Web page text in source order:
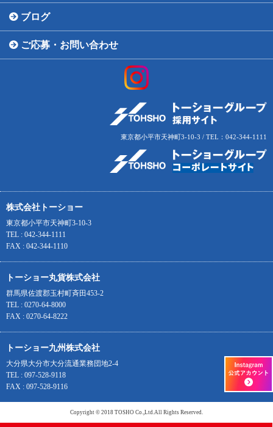
ブログ
ご応募・お問い合わせ
東京都小平市天神町3-10-3 / TEL：042-344-1111
株式会社トーショー
東京都小平市天神町3-10-3
TEL : 042-344-1111
FAX : 042-344-1110
トーショー丸貨株式会社
群馬県佐渡郡玉村町斉田453-2
TEL : 0270-64-8000
FAX : 0270-64-8222
トーショー九州株式会社
大分県大分市大分流通業務団地2-4
TEL : 097-528-9118
FAX : 097-528-9116
Copyright © 2018 TOSHO Co.,Ltd.All Rights Reserved.